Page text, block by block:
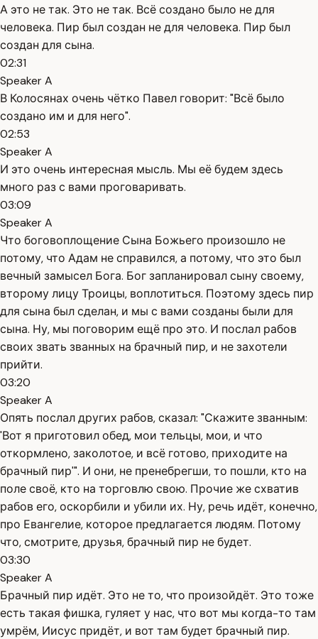
А это не так. Это не так. Всё создано было не для
человека. Пир был создан не для человека. Пир был
создан для сына.
02:31
Speaker A
В Колосянах очень чётко Павел говорит: "Всё было
создано им и для него".
02:53
Speaker A
И это очень интересная мысль. Мы её будем здесь
много раз с вами проговаривать.
03:09
Speaker A
Что боговоплощение Сына Божьего произошло не
потому, что Адам не справился, а потому, что это был
вечный замысел Бога. Бог запланировал сыну своему,
второму лицу Троицы, воплотиться. Поэтому здесь пир
для сына был сделан, и мы с вами созданы были для
сына. Ну, мы поговорим ещё про это. И послал рабов
своих звать званных на брачный пир, и не захотели
прийти.
03:20
Speaker A
Опять послал других рабов, сказал: "Скажите званным:
'Вот я приготовил обед, мои тельцы, мои, и что
откормлено, заколотое, и всё готово, приходите на
брачный пир'". И они, не пренебрегши, то пошли, кто на
поле своё, кто на торговлю свою. Прочие же схватив
рабов его, оскорбили и убили их. Ну, речь идёт, конечно,
про Евангелие, которое предлагается людям. Потому
что, смотрите, друзья, брачный пир не будет.
03:30
Speaker A
Брачный пир идёт. Это не то, что произойдёт. Это тоже
есть такая фишка, гуляет у нас, что вот мы когда-то там
умрём, Иисус придёт, и вот там будет брачный пир.